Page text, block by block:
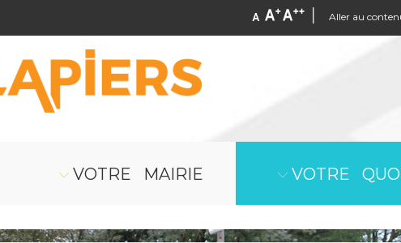
Aller au
VOTRE MAIRIE VOTRE